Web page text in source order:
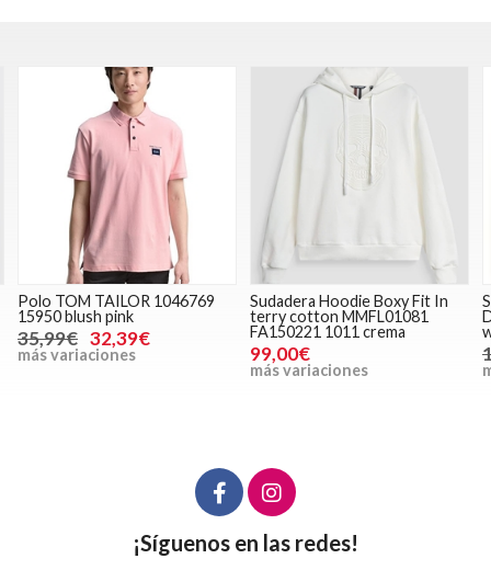
Polo TOM TAILOR 1046769
15950 blush pink
35,99€ 32,39€
más variaciones
Sudadera Hoodie Boxy Fit In
terry cotton MMFL01081
FA150221 1011 crema
99,00€
más variaciones
¡Síguenos en las redes!